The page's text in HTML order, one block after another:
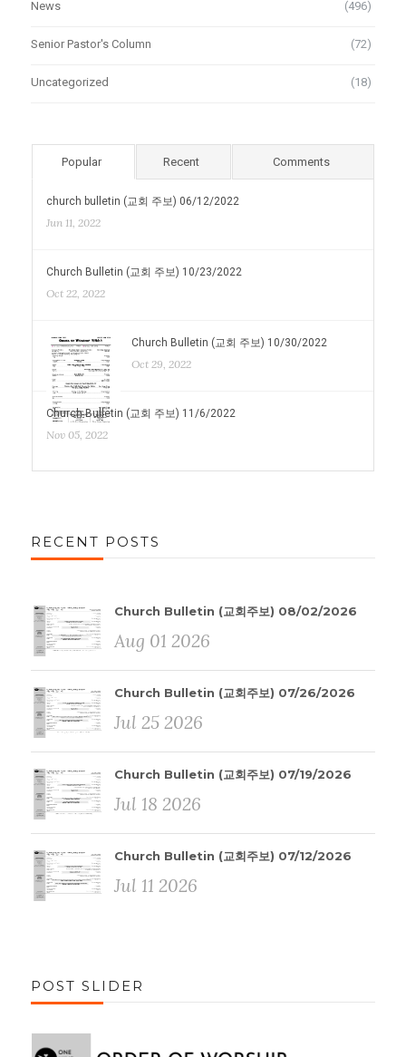
News (496)
Senior Pastor's Column (72)
Uncategorized (18)
Popular Recent Comments
church bulletin (교회 주보) 06/12/2022
Jun 11, 2022
Church Bulletin (교회 주보) 10/23/2022
Oct 22, 2022
Church Bulletin (교회 주보) 10/30/2022
Oct 29, 2022
Church Bulletin (교회 주보) 11/6/2022
Nov 05, 2022
RECENT POSTS
Church Bulletin (교회주보) 08/02/2026
Aug 01 2026
Church Bulletin (교회주보) 07/26/2026
Jul 25 2026
Church Bulletin (교회주보) 07/19/2026
Jul 18 2026
Church Bulletin (교회주보) 07/12/2026
Jul 11 2026
POST SLIDER